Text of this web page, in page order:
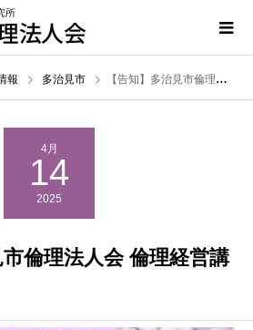
報 多治見市 【告知】多治見市倫理法人会 倫理経営講演会
4月
14
2025
市倫理法人会 倫理経営講